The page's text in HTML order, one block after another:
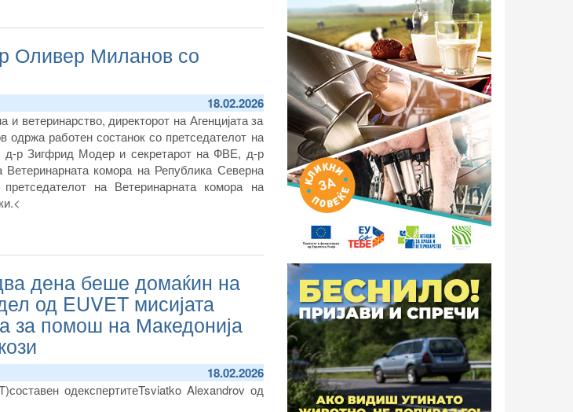
Оливер Миланов со
18.02.2026
и ветеринарство, директорот на Агенцијата за
работен состанок со претседателот на
д-р Зигфрид Модер и секретарот на ФВЕ, д-р
комора на Република Северна
на Ветеринарната комора на
<
дена беше домаќин на
од EUVET мисијата
за помош на Македонија
18.02.2026
составен одекспертитеTsviatko Alexandrov од